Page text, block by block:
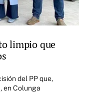
limpio que
del PP que,
en Colunga